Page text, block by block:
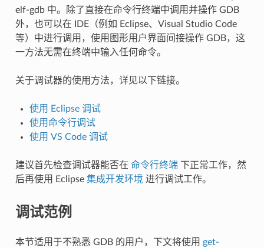
elf-gdb 中。除了直接在命令行终端中调用并操作 GDB
外，也可以在 IDE（例如 Eclipse、Visual Studio Code
等）中进行调用，使用图形用户界面间接操作 GDB，这
一方法无需在终端中输入任何命令。
关于调试器的使用方法，详见以下链接。
使用 Eclipse 调试
使用命令行调试
使用 VS Code 调试
建议首先检查调试器能否在 命令行终端下正常工作，然
后再使用 Eclipse 集成开发环境进行调试工作。
调试范例
本节适用于不熟悉 GDB 的用户，下文将使用 get-